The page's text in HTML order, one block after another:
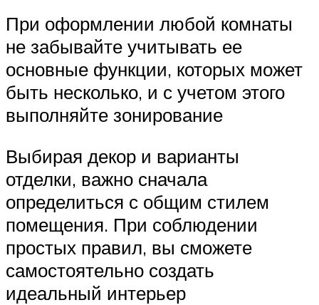
При оформлении любой комнаты
не забывайте учитывать ее
основные функции, которых может
быть несколько, и с учетом этого
выполняйте зонирование
Выбирая декор и варианты
отделки, важно сначала
определиться с общим стилем
помещения. При соблюдении
простых правил, вы сможете
самостоятельно создать
идеальный интерьер